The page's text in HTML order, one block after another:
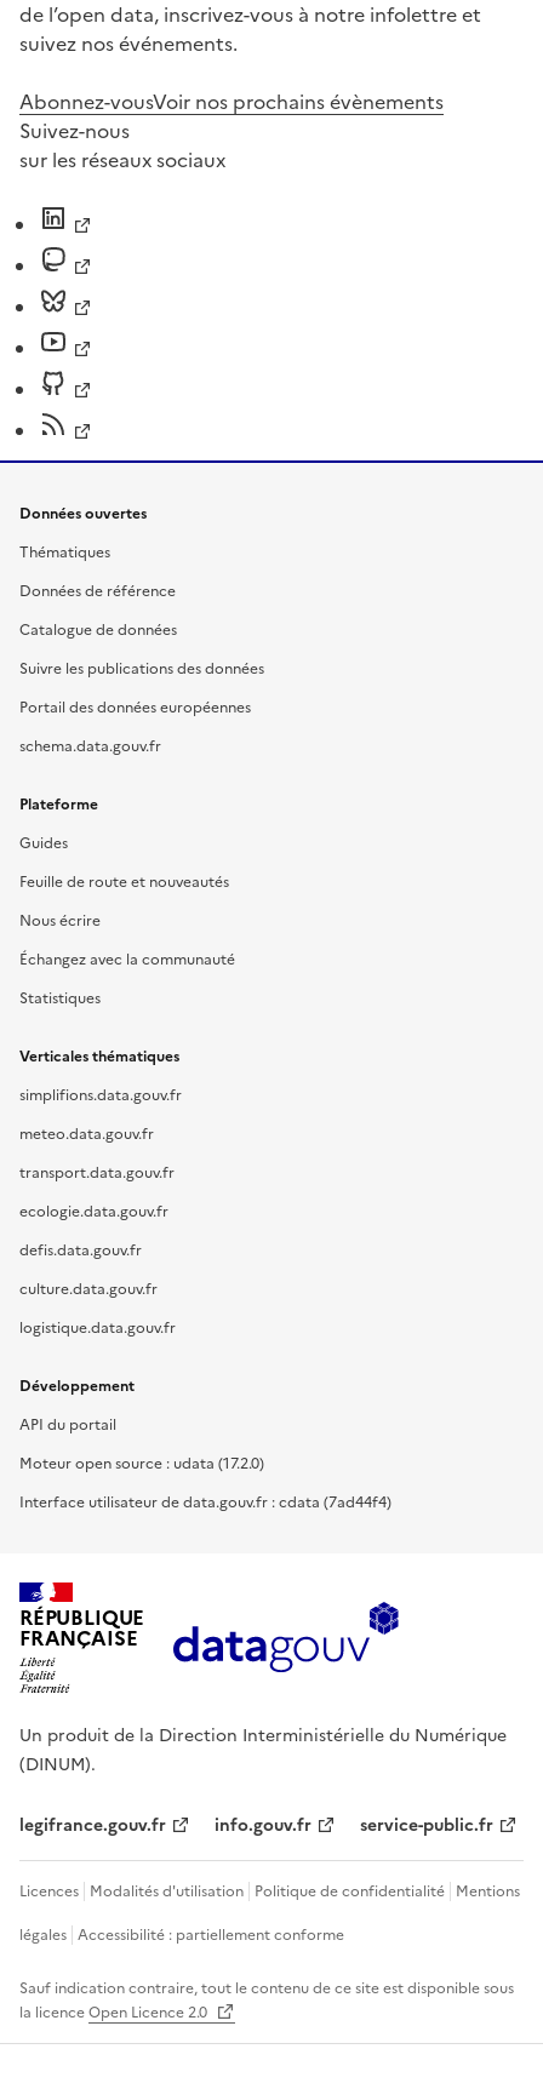
de l’open data, inscrivez-vous à notre infolettre et
suivez nos événements.
Abonnez-vousVoir nos prochains évènements
Suivez-nous
sur les réseaux sociaux
Données ouvertes
Thématiques
Données de référence
Catalogue de données
Suivre les publications des données
Portail des données européennes
schema.data.gouv.fr
Plateforme
Guides
Feuille de route et nouveautés
Nous écrire
Échangez avec la communauté
Statistiques
Verticales thématiques
simplifions.data.gouv.fr
meteo.data.gouv.fr
transport.data.gouv.fr
ecologie.data.gouv.fr
defis.data.gouv.fr
culture.data.gouv.fr
logistique.data.gouv.fr
Développement
API du portail
Moteur open source : udata (17.2.0)
Interface utilisateur de data.gouv.fr : cdata (7ad44f4)
RÉPUBLIQUE
FRANÇAISE
Un produit de la Direction Interministérielle du Numérique
(DINUM).
legifrance.gouv.fr info.gouv.fr service-public.fr
Licences Modalités d'utilisation Politique de confidentialité Mentions
légales Accessibilité : partiellement conforme
Sauf indication contraire, tout le contenu de ce site est disponible sous
la licenceOpen Licence 2.0